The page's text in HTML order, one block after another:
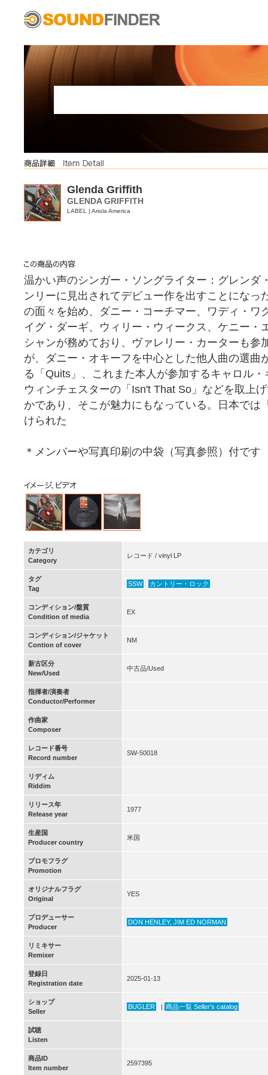
Glenda Griffith
GLENDA GRIFFITH
LABEL | Ariola America
温かい声のシンガー・ソングライター：グレンダ
ンリーに見出されてデビュー作を出すことになっ
の面々を始め、ダニー・コーチマー、ワディ・ワ
イグ・ダーギ、ウィリー・ウィークス、ケニー・
シャンが務めており、ヴァレリー・カーターも参
が、ダニー・オキーフを中心とした他人曲の選曲
る「Quits」、これまた本人が参加するキャロル
ウィンチェスターの「Isn't That So」などを取上
かであり、そこが魅力にもなっている。日本では
けられた
＊メンバーや写真印刷の中袋（写真参照）付です
カテゴリ
Category
レコード / vinyl LP
タグ
Tag
SSW カントリー・ロック
コンディション/盤質
Condition of media
EX
コンディション/ジャケット
Contion of cover
NM
新古区分
New/Used
中古品/Used
指揮者/演奏者
Conductor/Performer
作曲家
Composer
レコード番号
Record number
SW-50018
リディム
Riddim
リリース年
Release year
1977
生産国
Producer country
米国
プロモフラグ
Promotion
オリジナルフラグ
Original
YES
プロデューサー
Producer
DON HENLEY, JIM ED NORMAN
リミキサー
Remixer
登録日
Registration date
2025-01-13
ショップ
Seller
BUGLER | 商品一覧 Seller’s catalog
試聴
Listen
商品ID
Item number
2597395